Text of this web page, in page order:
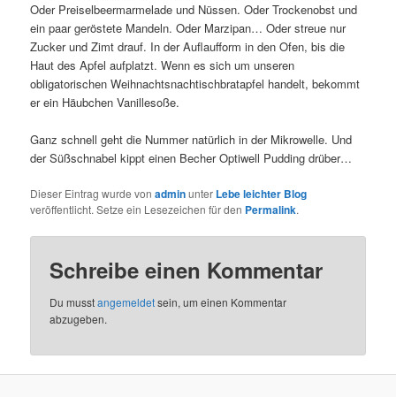
Oder Preiselbeermarmelade und Nüssen. Oder Trockenobst und
ein paar geröstete Mandeln. Oder Marzipan… Oder streue nur
Zucker und Zimt drauf. In der Auflaufform in den Ofen, bis die
Haut des Apfel aufplatzt. Wenn es sich um unseren
obligatorischen Weihnachtsnachtischbratapfel handelt, bekommt
er ein Häubchen Vanillesoße.
Ganz schnell geht die Nummer natürlich in der Mikrowelle. Und
der Süßschnabel kippt einen Becher Optiwell Pudding drüber…
Dieser Eintrag wurde vonadminunter Lebe leichter Blog
veröffentlicht. Setze ein Lesezeichen für den Permalink.
Schreibe einen Kommentar
Du musstangemeldetsein, um einen Kommentar
abzugeben.